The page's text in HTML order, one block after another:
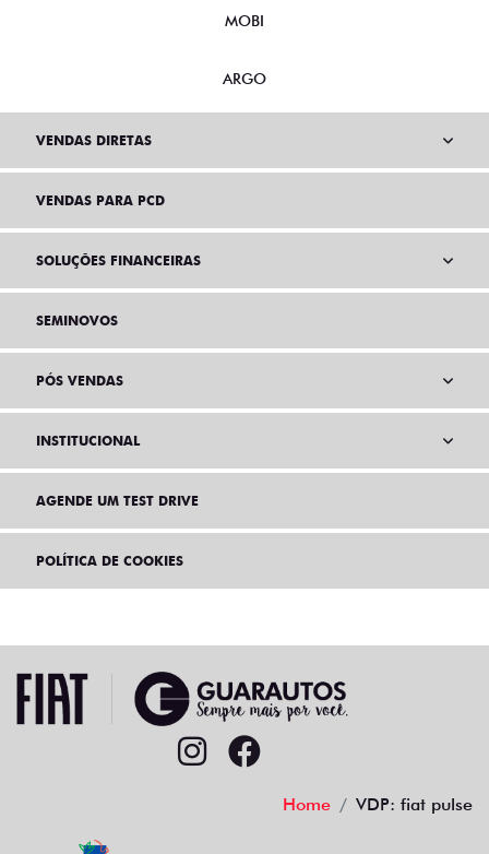
MOBI
ARGO
VENDAS DIRETAS
VENDAS PARA PCD
SOLUÇÕES FINANCEIRAS
SEMINOVOS
PÓS VENDAS
INSTITUCIONAL
AGENDE UM TEST DRIVE
POLÍTICA DE COOKIES
Home VDP: fiat pulse